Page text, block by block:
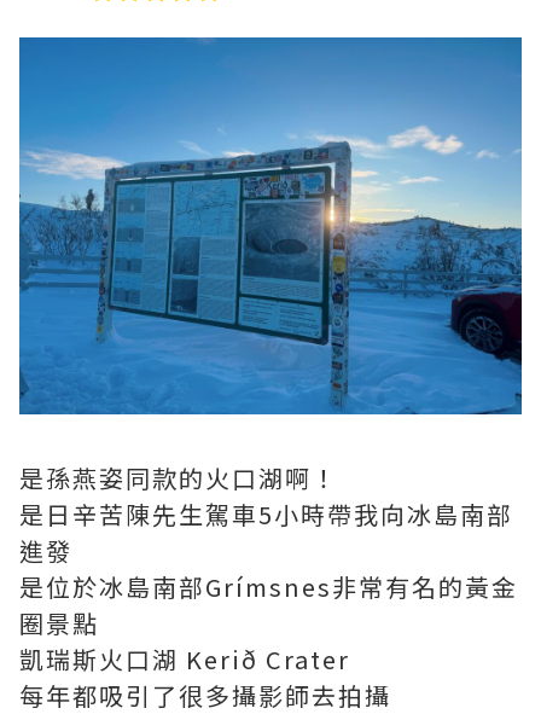
是孫燕姿同款的火口湖啊！
是日辛苦陳先生駕車5小時帶我向冰島南部
進發
是位於冰島南部Grímsnes非常有名的黃金
圈景點
凱瑞斯火口湖 Kerið Crater
每年都吸引了很多攝影師去拍攝